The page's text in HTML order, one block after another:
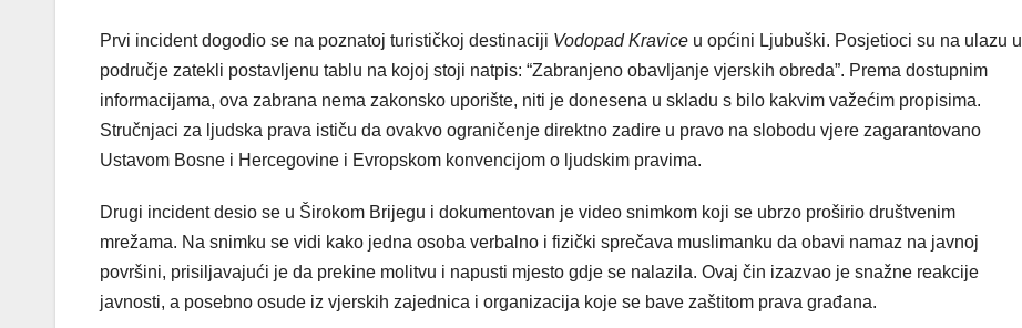
Prvi incident dogodio se na poznatoj turističkoj destinaciji Vodopad Kravice u općini Ljubuški. Posjetioci su na ulazu u
područje zatekli postavljenu tablu na kojoj stoji natpis: “Zabranjeno obavljanje vjerskih obreda”. Prema dostupnim
informacijama, ova zabrana nema zakonsko uporište, niti je donesena u skladu s bilo kakvim važećim propisima.
Stručnjaci za ljudska prava ističu da ovakvo ograničenje direktno zadire u pravo na slobodu vjere zagarantovano
Ustavom Bosne i Hercegovine i Evropskom konvencijom o ljudskim pravima.
Drugi incident desio se u Širokom Brijegu i dokumentovan je video snimkom koji se ubrzo proširio društvenim
mrežama. Na snimku se vidi kako jedna osoba verbalno i fizički sprečava muslimanku da obavi namaz na javnoj
površini, prisiljavajući je da prekine molitvu i napusti mjesto gdje se nalazila. Ovaj čin izazvao je snažne reakcije
javnosti, a posebno osude iz vjerskih zajednica i organizacija koje se bave zaštitom prava građana.